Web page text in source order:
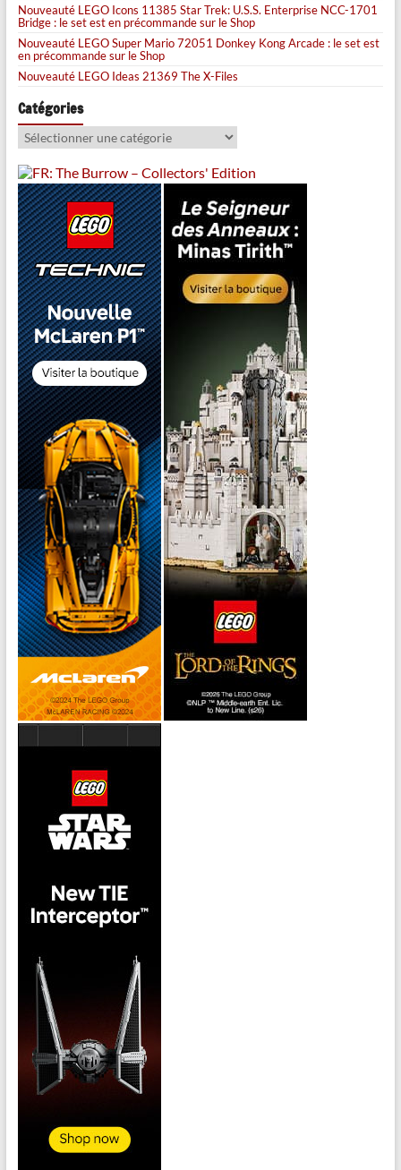
Nouveauté LEGO Icons 11385 Star Trek: U.S.S. Enterprise NCC-1701
Bridge : le set est en précommande sur le Shop
Nouveauté LEGO Super Mario 72051 Donkey Kong Arcade : le set est
en précommande sur le Shop
Nouveauté LEGO Ideas 21369 The X-Files
Catégories
Catégories